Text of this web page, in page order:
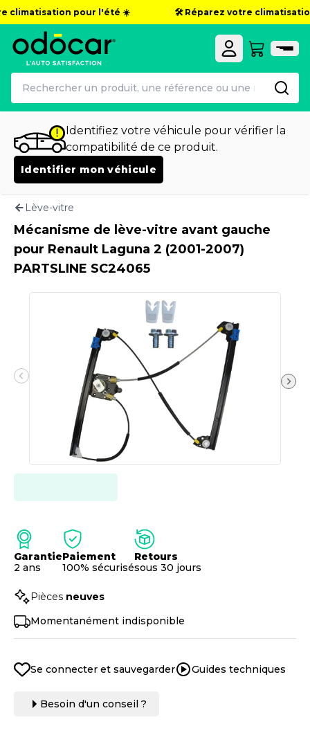
climatisation pour l'été ☀️ 🛠️ Réparez votre
Identifiez votre véhicule pour vérifier la
compatibilité de ce produit.
Identifier mon véhicule
Lève-vitre
Mécanisme de lève-vitre avant gauche
pour Renault Laguna 2 (2001-2007)
PARTSLINE SC24065
Garantie
2 ans
Paiement
100% sécurisé
Retours
sous 30 jours
Pièces neuves
Momentanément indisponible
Se connecter et sauvegarder Guides techniques
Besoin d'un conseil ?